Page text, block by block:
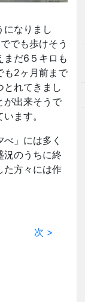
になりまし
でも歩けそう
まだ6５キロも
も2ヶ月前まで
れてきまし
が出来そうで
ます。
」には多く
況のうちに終
た方々には作
次 >